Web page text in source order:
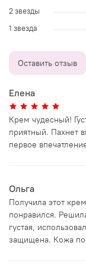
Елена
Крем чудесный!
приятный. Пахнет
первое
Ольга
Получила этот
понравился.
густая,
защищена. Кожа
2 звезды
1 звезда
Оставить отзыв